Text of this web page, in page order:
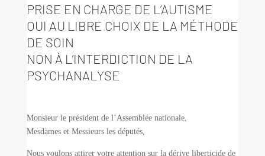
PRISE EN CHARGE DE L’AUTISME
OUI AU LIBRE CHOIX DE LA MÉTHODE
DE SOIN
NON À L’INTERDICTION DE LA
PSYCHANALYSE
Monsieur le président de l’Assemblée nationale,
Mesdames et Messieurs les députés,
Nous voulons attirer votre attention sur la dérive liberticide de